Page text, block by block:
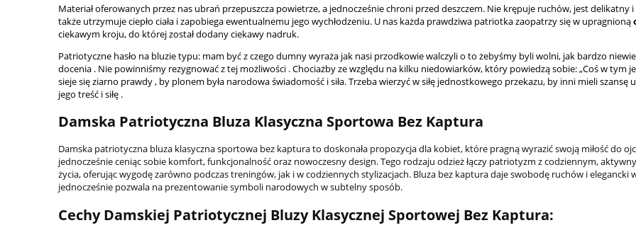
Materiał oferowanych przez nas ubrań przepuszcza powietrze, a jednocześnie chroni przed deszczem. Nie krępuje ruchów, jest delikatny
także utrzymuje ciepło ciała i zapobiega ewentualnemu jego wychłodzeniu. U nas każda prawdziwa patriotka zaopatrzy się w upragnioną
ciekawym kroju, do której został dodany ciekawy nadruk.
Patriotyczne hasło na bluzie typu: mam być z czego dumny wyraża jak nasi przodkowie walczyli o to żebyśmy byli wolni, jak bardzo
docenia . Nie powinniśmy rezygnować z tej możliwości . Chociażby ze względu na kilku niedowiarków, który powiedzą sobie: „Coś w tym
sieje się ziarno prawdy , by plonem była narodowa świadomość i siła. Trzeba wierzyć w siłę jednostkowego przekazu, by inni mieli szansę
jego treść i siłę .
Damska Patriotyczna Bluza Klasyczna Sportowa Bez Kaptura
Damska patriotyczna bluza klasyczna sportowa bez kaptura to doskonała propozycja dla kobiet, które pragną wyrazić swoją miłość do
jednocześnie ceniąc sobie komfort, funkcjonalność oraz nowoczesny design. Tego rodzaju odzież łączy patriotyzm z codziennym,
życia, oferując wygodę zarówno podczas treningów, jak i w codziennych stylizacjach. Bluza bez kaptura daje swobodę ruchów i elegancki
jednocześnie pozwala na prezentowanie symboli narodowych w subtelny sposób.
Cechy Damskiej Patriotycznej Bluzy Klasycznej Sportowej Bez Kaptura: